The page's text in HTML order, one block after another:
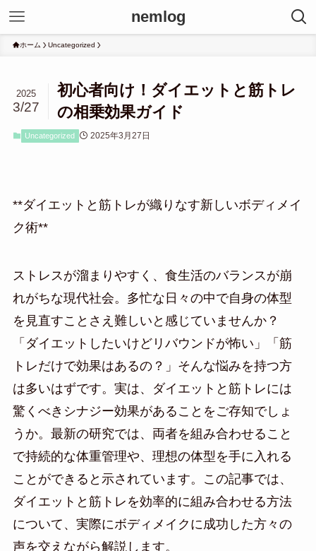
nemlog
ホーム Uncategorized
初心者向け！ダイエットと筋トレ
の相乗効果ガイド
2025
3/27
Uncategorized 2025年3月27日
**ダイエットと筋トレが織りなす新しいボディメイ
ク術**
ストレスが溜まりやすく、食生活のバランスが崩
れがちな現代社会。多忙な日々の中で自身の体型
を見直すことさえ難しいと感じていませんか？
「ダイエットしたいけどリバウンドが怖い」「筋
トレだけで効果はあるの？」そんな悩みを持つ方
は多いはずです。実は、ダイエットと筋トレには
驚くべきシナジー効果があることをご存知でしょ
うか。最新の研究では、両者を組み合わせること
で持続的な体重管理や、理想の体型を手に入れる
ことができると示されています。この記事では、
ダイエットと筋トレを効率的に組み合わせる方法
について、実際にボディメイクに成功した方々の
声を交えながら解説します。